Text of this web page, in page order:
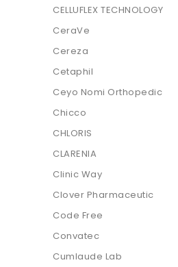
CELLUFLEX TECHNOLOGY
CeraVe
Cereza
Cetaphil
Ceyo Nomi Orthopedic
Chicco
CHLORIS
CLARENIA
Clinic Way
Clover Pharmaceutic
Code Free
Convatec
Cumlaude Lab